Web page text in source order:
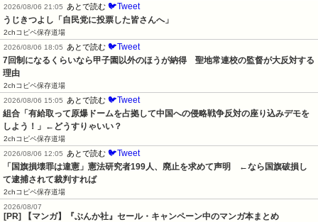
2026/08/06 21:05
あとで読む 🐦Tweet
うじきつよし「自民党に投票した皆さんへ」
2chコピペ保存道場
2026/08/06 18:05
あとで読む 🐦Tweet
7回制になるくらいなら甲子園以外のほうが納得　聖地常連校の監督が大反対する
理由
2chコピペ保存道場
2026/08/06 15:05
あとで読む 🐦Tweet
組合「有給取って原爆ドームを占拠して中国への侵略戦争反対の座り込みデモを
しよう！」←どうすりゃいい？
2chコピペ保存道場
2026/08/06 12:05
あとで読む 🐦Tweet
「国旗損壊罪は違憲」憲法研究者199人、廃止を求めて声明　←なら国旗破損し
て逮捕されて裁判すれば
2chコピペ保存道場
2026/08/07
[PR] 【マンガ】『ぶんか社』セール・キャンペーン中のマンガ本まとめ